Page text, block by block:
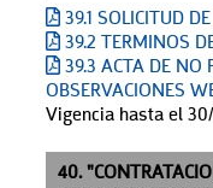
39.1 SOLICITUD
39.2 TERMINOS
39.3 ACTA DE NO
OBSERVACIONES
Vigencia hasta el
40.